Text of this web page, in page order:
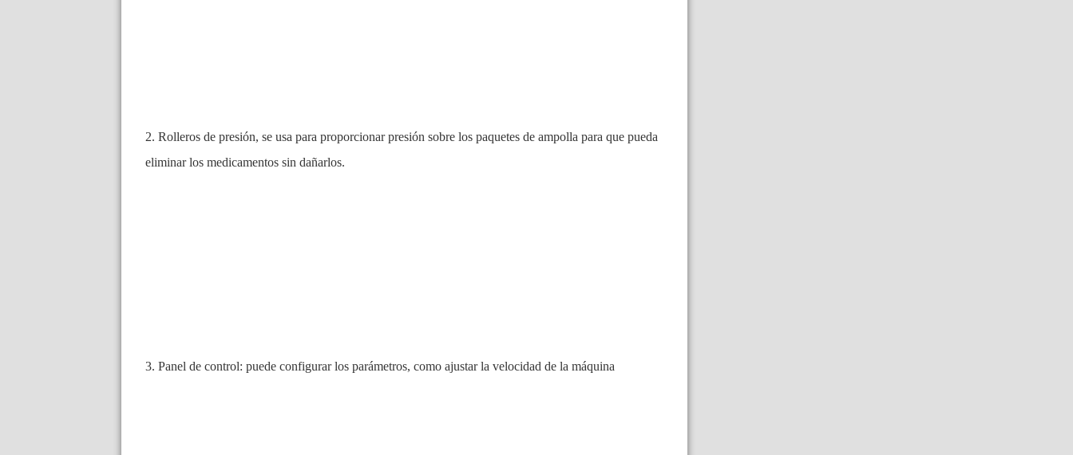
2. Rolleros de presión, se usa para proporcionar presión sobre los paquetes de ampolla para que pueda
eliminar los medicamentos sin dañarlos.
3. Panel de control: puede configurar los parámetros, como ajustar la velocidad de la máquina